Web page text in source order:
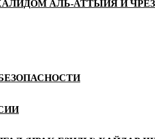
АЛЬ-АТТЫЙЯ И